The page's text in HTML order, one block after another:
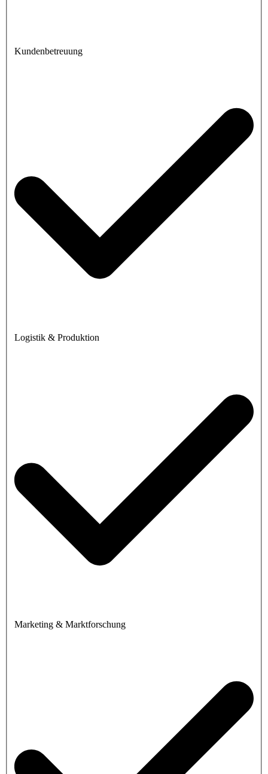
Kundenbetreuung
Logistik & Produktion
Marketing & Marktforschung